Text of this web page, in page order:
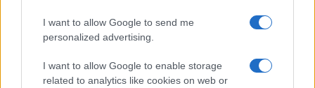
I want to allow Google to send me
personalized advertising.
I want to allow Google to enable storage
related to analytics like cookies on web or